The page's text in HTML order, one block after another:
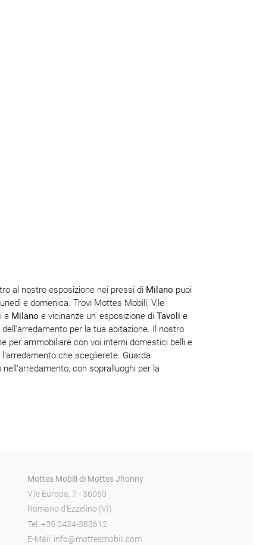
al nostro esposizione nei pressi di Milano puoi
e domenica. Trovi Mottes Mobili, V.le
a Milano e vicinanze un' esposizione di Tavoli e
per la tua abitazione. Il nostro
per ammobiliare con voi interni domestici belli e
che sceglierete. Guarda
con sopralluoghi per la
Mottes Mobili di Mottes Jhonny
V.le Europa, 7 - 36060
Romano d'Ezzelino (VI)
Tel. +39 0424-383612
E-Mail. info@mottesmobili.com